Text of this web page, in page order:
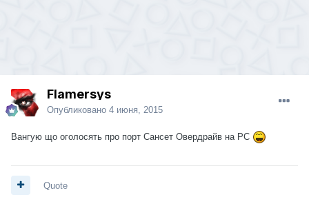
Flamersys
Опубликовано 4 июня, 2015
Вангую що оголосять про порт Сансет Овердрайв на РС
Quote